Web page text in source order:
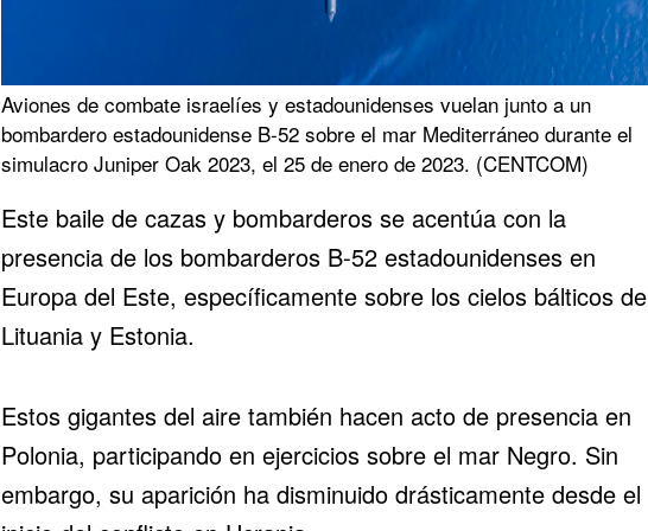
Aviones de combate israelíes y estadounidenses vuelan junto a un
bombardero estadounidense B-52 sobre el mar Mediterráneo durante el
simulacro Juniper Oak 2023, el 25 de enero de 2023. (CENTCOM)
Este baile de cazas y bombarderos se acentúa con la
presencia de los bombarderos B-52 estadounidensesen
Europa del Este, específicamente sobre los cielos bálticos de
Lituania y Estonia.
Estos gigantes del aire también hacen acto de presencia en
Polonia, participando en ejercicios sobre el mar Negro. Sin
embargo, su aparición ha disminuido drásticamente desde el